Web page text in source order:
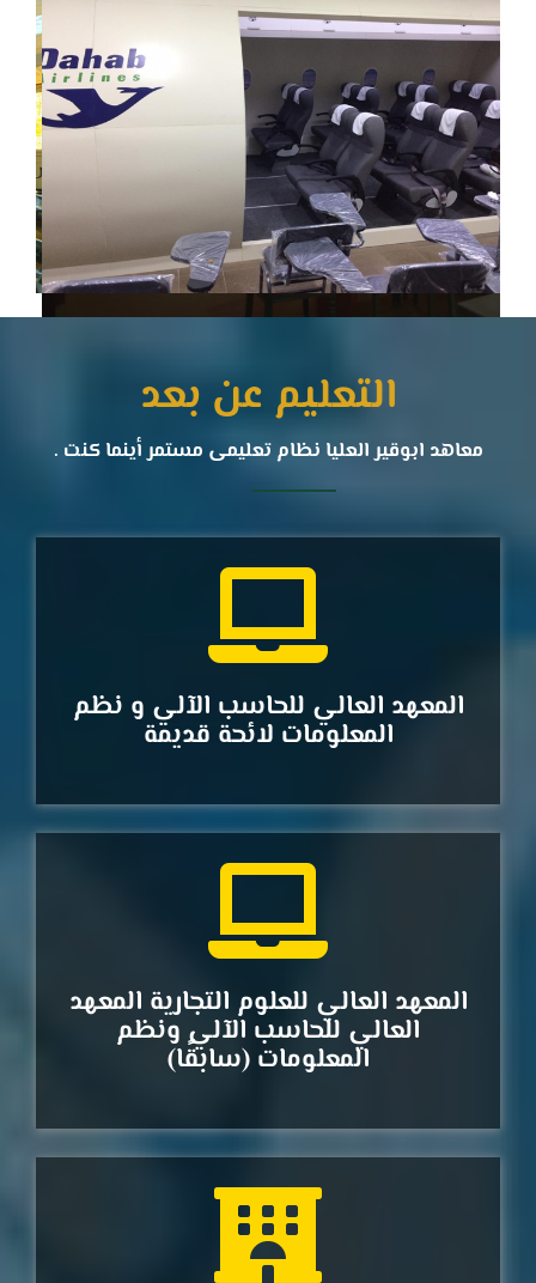
التعليم عن بعد
معاهد ابوقير العليا نظام تعليمى مستمر أينما كنت .
المعهد العالي للحاسب الآلي و نظم
المعلومات لائحة قديمة
المعهد العالي للعلوم التجارية المعهد
العالي للحاسب الآلي ونظم
المعلومات (سابقًا)